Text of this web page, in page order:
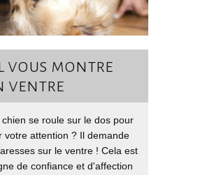
vous montre
ventre
chien se roule sur le dos pour
votre attention ? Il demande
sur le ventre ! Cela est
de confiance et d'affection